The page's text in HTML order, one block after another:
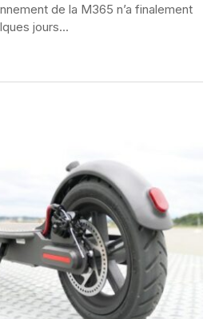
de la M365 n’a finalement
jours...